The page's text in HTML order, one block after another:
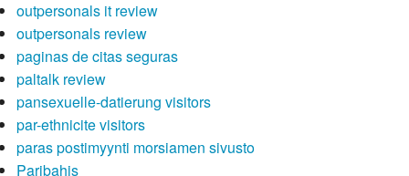
outpersonals it review
outpersonals review
paginas de citas seguras
paltalk review
pansexuelle-datierung visitors
par-ethnicite visitors
paras postimyynti morsiamen sivusto
Paribahis